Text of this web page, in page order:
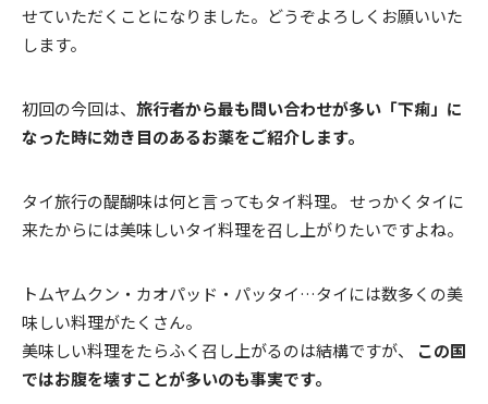
せていただくことになりました。どうぞよろしくお願いいた
します。
初回の今回は、 旅行者から最も問い合わせが多い「下痢」に
なった時に効き目のあるお薬をご紹介します。
タイ旅行の醍醐味は何と言ってもタイ料理。 せっかくタイに
来たからには美味しいタイ料理を召し上がりたいですよね。
トムヤムクン・カオパッド・パッタイ…タイには数多くの美
味しい料理がたくさん。
美味しい料理をたらふく召し上がるのは結構ですが、 この国
ではお腹を壊すことが多いのも事実です。